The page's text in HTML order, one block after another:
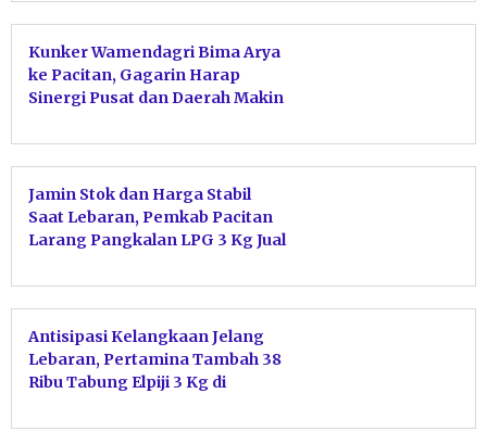
Kunker Wamendagri Bima Arya
ke Pacitan, Gagarin Harap
Sinergi Pusat dan Daerah Makin
Jamin Stok dan Harga Stabil
Saat Lebaran, Pemkab Pacitan
Larang Pangkalan LPG 3 Kg Jual
Antisipasi Kelangkaan Jelang
Lebaran, Pertamina Tambah 38
Ribu Tabung Elpiji 3 Kg di